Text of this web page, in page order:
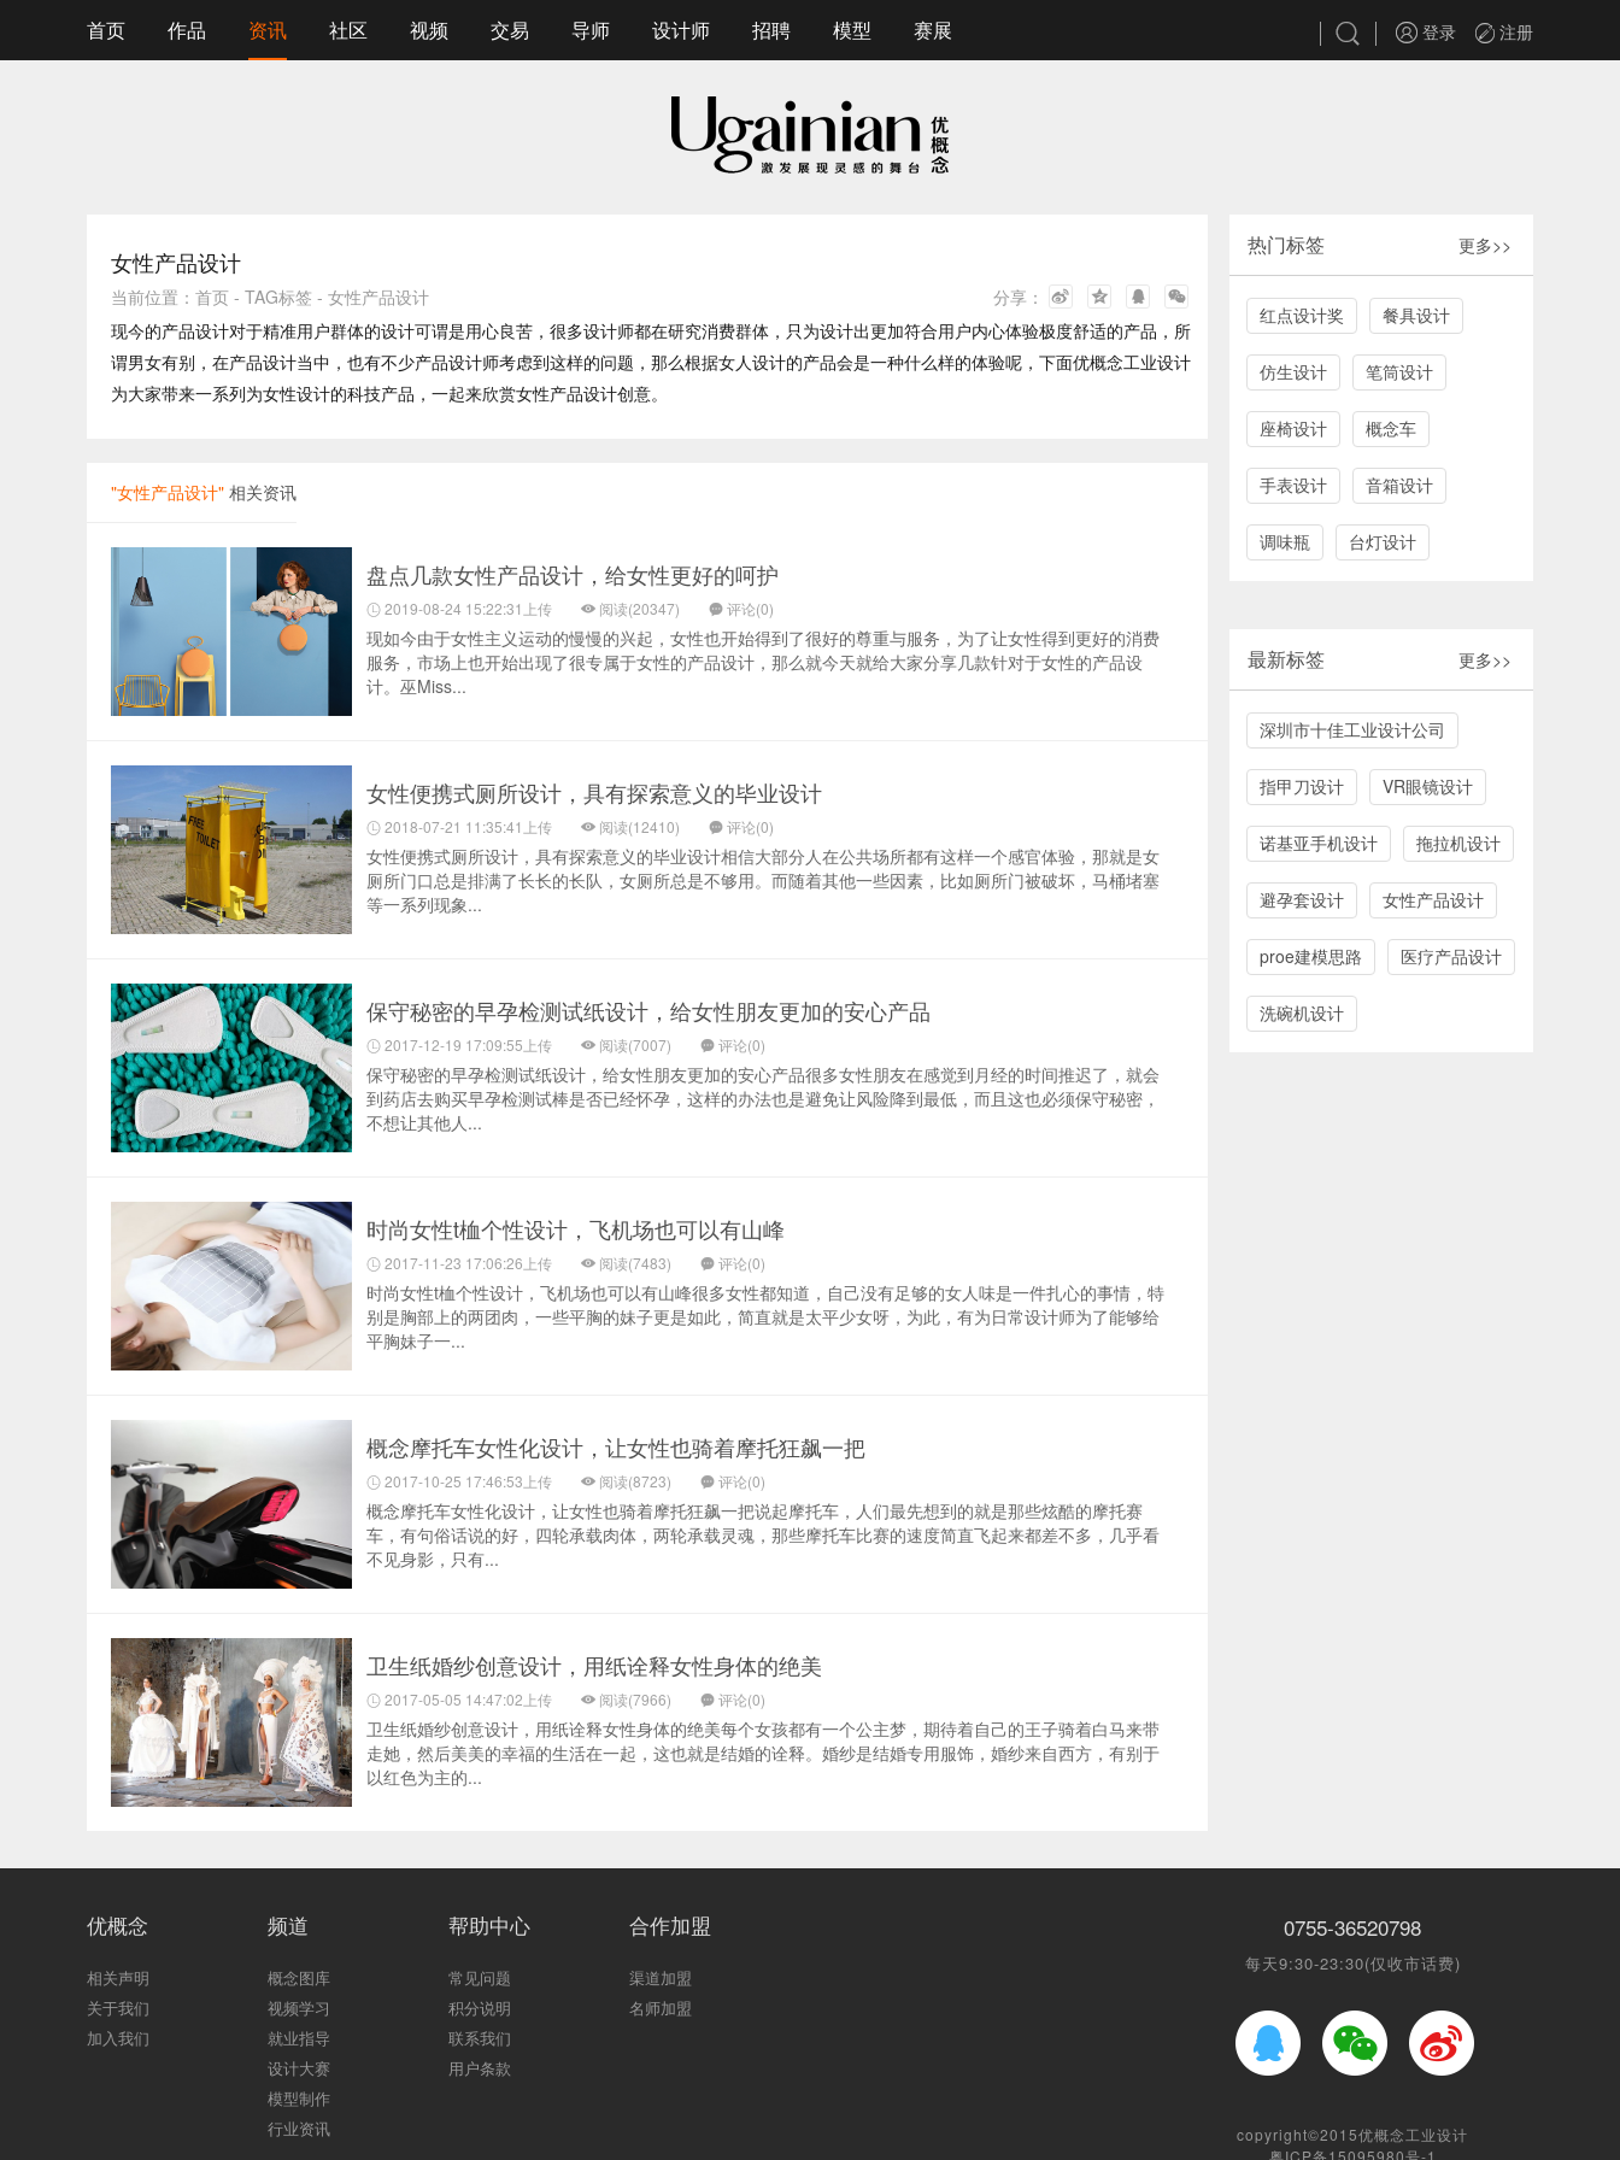
首页 作品 资讯 社区 视频 交易 导师 设计师 招聘 模型 赛展 登录 注册
女性产品设计
当前位置： 首页 - TAG标签 - 女性产品设计
分享：
现今的产品设计对于精准用户群体的设计可谓是用心良苦，很多设计师都在研究消费群体，只为设计出更加符合用户内心体验极度舒适的产品，所
谓男女有别，在产品设计当中，也有不少产品设计师考虑到这样的问题，那么根据女人设计的产品会是一种什么样的体验呢，下面优概念工业设计
为大家带来一系列为女性设计的科技产品，一起来欣赏女性产品设计创意。
"女性产品设计" 相关资讯
盘点几款女性产品设计，给女性更好的呵护
2019-08-24 15:22:31上传 阅读(20347) 评论(0)
现如今由于女性主义运动的慢慢的兴起，女性也开始得到了很好的尊重与服务，为了让女性得到更好的消费
服务，市场上也开始出现了很专属于女性的产品设计，那么就今天就给大家分享几款针对于女性的产品设
计。巫Miss...
女性便携式厕所设计，具有探索意义的毕业设计
2018-07-21 11:35:41上传 阅读(12410) 评论(0)
女性便携式厕所设计，具有探索意义的毕业设计相信大部分人在公共场所都有这样一个感官体验，那就是女
厕所门口总是排满了长长的长队，女厕所总是不够用。而随着其他一些因素，比如厕所门被破坏，马桶堵塞
等一系列现象...
保守秘密的早孕检测试纸设计，给女性朋友更加的安心产品
2017-12-19 17:09:55上传 阅读(7007) 评论(0)
保守秘密的早孕检测试纸设计，给女性朋友更加的安心产品很多女性朋友在感觉到月经的时间推迟了，就会
到药店去购买早孕检测试棒是否已经怀孕，这样的办法也是避免让风险降到最低，而且这也必须保守秘密，
不想让其他人...
时尚女性t桖个性设计，飞机场也可以有山峰
2017-11-23 17:06:26上传 阅读(7483) 评论(0)
时尚女性t桖个性设计，飞机场也可以有山峰很多女性都知道，自己没有足够的女人味是一件扎心的事情，特
别是胸部上的两团肉，一些平胸的妹子更是如此，简直就是太平少女呀，为此，有为日常设计师为了能够给
平胸妹子一...
概念摩托车女性化设计，让女性也骑着摩托狂飙一把
2017-10-25 17:46:53上传 阅读(8723) 评论(0)
概念摩托车女性化设计，让女性也骑着摩托狂飙一把说起摩托车，人们最先想到的就是那些炫酷的摩托赛
车，有句俗话说的好，四轮承载肉体，两轮承载灵魂，那些摩托车比赛的速度简直飞起来都差不多，几乎看
不见身影，只有...
卫生纸婚纱创意设计，用纸诠释女性身体的绝美
2017-05-05 14:47:02上传 阅读(7966) 评论(0)
卫生纸婚纱创意设计，用纸诠释女性身体的绝美每个女孩都有一个公主梦，期待着自己的王子骑着白马来带
走她，然后美美的幸福的生活在一起，这也就是结婚的诠释。婚纱是结婚专用服饰，婚纱来自西方，有别于
以红色为主的...
热门标签 更多>>
红点设计奖 餐具设计
仿生设计 笔筒设计
座椅设计 概念车
手表设计 音箱设计
调味瓶 台灯设计
最新标签 更多>>
深圳市十佳工业设计公司
指甲刀设计 VR眼镜设计
诺基亚手机设计 拖拉机设计
避孕套设计 女性产品设计
proe建模思路 医疗产品设计
洗碗机设计
优概念
相关声明
关于我们
加入我们
频道
概念图库
视频学习
就业指导
设计大赛
模型制作
行业资讯
帮助中心
常见问题
积分说明
联系我们
用户条款
合作加盟
渠道加盟
名师加盟
0755-36520798
每天9:30-23:30(仅收市话费)
copyright©2015优概念工业设计
粤ICP备15095980号-1